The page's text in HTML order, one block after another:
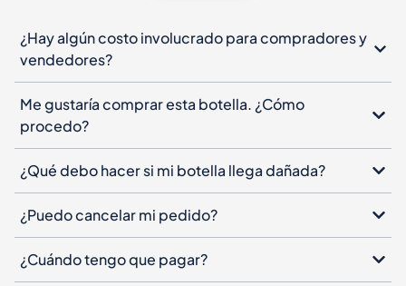
¿Hay algún costo involucrado para compradores y
vendedores?
Me gustaría comprar esta botella. ¿Cómo
procedo?
¿Qué debo hacer si mi botella llega dañada?
¿Puedo cancelar mi pedido?
¿Cuándo tengo que pagar?